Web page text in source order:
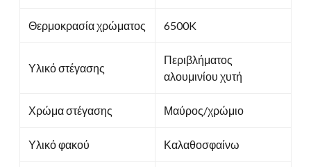
Θερμοκρασία χρώματος 6500K
Υλικό στέγασης
Περιβλήματος
αλουμινίου χυτή
Χρώμα στέγασης Μαύρος/χρώμιο
Υλικό φακού Καλαθοσφαίνω